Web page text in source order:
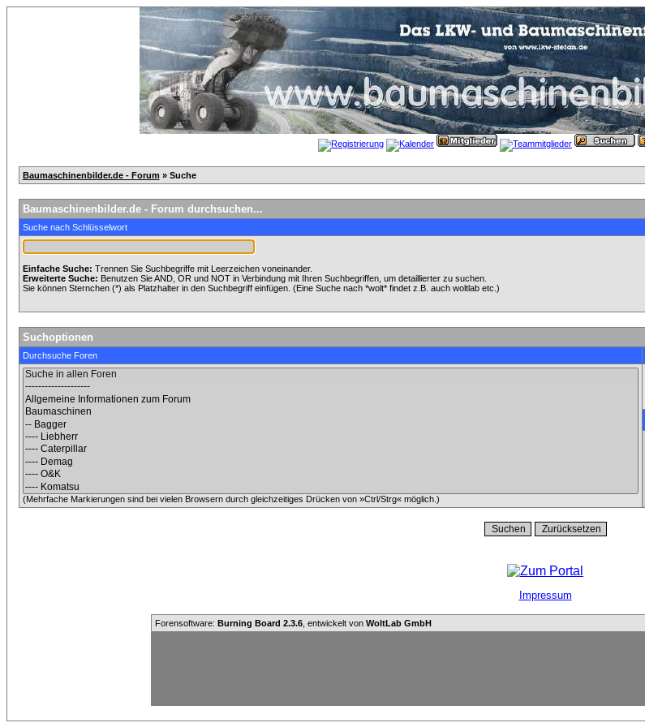
Baumaschinenbilder.de - Forum » Suche
Baumaschinenbilder.de - Forum durchsuchen...
Suche nach Schlüsselwort
Einfache Suche: Trennen Sie Suchbegriffe mit Leerzeichen voneinander.
Erweiterte Suche: Benutzen Sie AND, OR und NOT in Verbindung mit Ihren Suchbegriffen, um detaillierter zu suchen.
Sie können Sternchen (*) als Platzhalter in den Suchbegriff einfügen. (Eine Suche nach *wolt* findet z.B. auch woltlab etc.)
Suchoptionen
Durchsuche Foren
(Mehrfache Markierungen sind bei vielen Browsern durch gleichzeitiges Drücken von »Ctrl/Strg« möglich.)
Impressum
Forensoftware: Burning Board 2.3.6 , entwickelt von WoltLab GmbH